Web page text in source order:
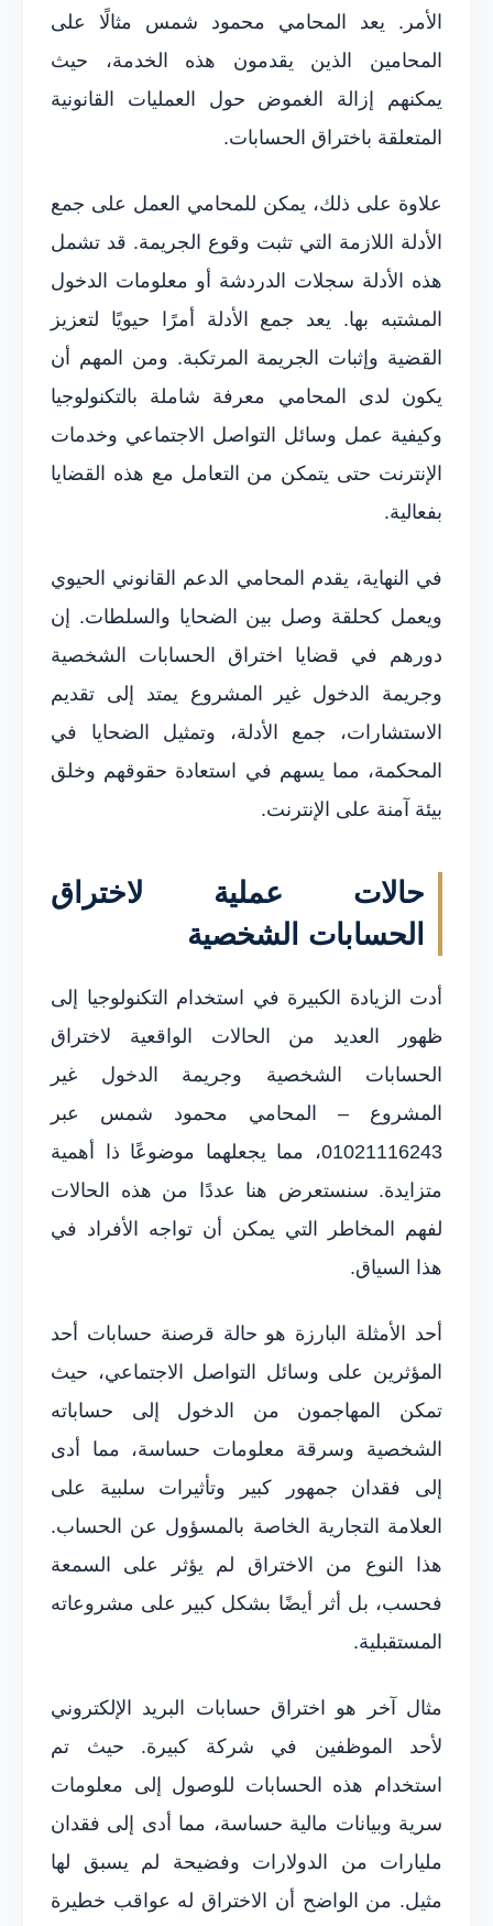
الأمر. يعد المحامي محمود شمس مثالًا على
المحامين الذين يقدمون هذه الخدمة، حيث
يمكنهم إزالة الغموض حول العمليات القانونية
المتعلقة باختراق الحسابات.
علاوة على ذلك، يمكن للمحامي العمل على جمع
الأدلة اللازمة التي تثبت وقوع الجريمة. قد تشمل
هذه الأدلة سجلات الدردشة أو معلومات الدخول
المشتبه بها. يعد جمع الأدلة أمرًا حيويًا لتعزيز
القضية وإثبات الجريمة المرتكبة. ومن المهم أن
يكون لدى المحامي معرفة شاملة بالتكنولوجيا
وكيفية عمل وسائل التواصل الاجتماعي وخدمات
الإنترنت حتى يتمكن من التعامل مع هذه القضايا
بفعالية.
في النهاية، يقدم المحامي الدعم القانوني الحيوي
ويعمل كحلقة وصل بين الضحايا والسلطات. إن
دورهم في قضايا اختراق الحسابات الشخصية
وجريمة الدخول غير المشروع يمتد إلى تقديم
الاستشارات، جمع الأدلة، وتمثيل الضحايا في
المحكمة، مما يسهم في استعادة حقوقهم وخلق
بيئة آمنة على الإنترنت.
حالات عملية لاختراق
الحسابات الشخصية
أدت الزيادة الكبيرة في استخدام التكنولوجيا إلى
ظهور العديد من الحالات الواقعية لاختراق
الحسابات الشخصية وجريمة الدخول غير
المشروع – المحامي محمود شمس عبر
01021116243، مما يجعلهما موضوعًا ذا أهمية
متزايدة. سنستعرض هنا عددًا من هذه الحالات
لفهم المخاطر التي يمكن أن تواجه الأفراد في
هذا السياق.
أحد الأمثلة البارزة هو حالة قرصنة حسابات أحد
المؤثرين على وسائل التواصل الاجتماعي، حيث
تمكن المهاجمون من الدخول إلى حساباته
الشخصية وسرقة معلومات حساسة، مما أدى
إلى فقدان جمهور كبير وتأثيرات سلبية على
العلامة التجارية الخاصة بالمسؤول عن الحساب.
هذا النوع من الاختراق لم يؤثر على السمعة
فحسب، بل أثر أيضًا بشكل كبير على مشروعاته
المستقبلية.
مثال آخر هو اختراق حسابات البريد الإلكتروني
لأحد الموظفين في شركة كبيرة. حيث تم
استخدام هذه الحسابات للوصول إلى معلومات
سرية وبيانات مالية حساسة، مما أدى إلى فقدان
مليارات من الدولارات وفضيحة لم يسبق لها
مثيل. من الواضح أن الاختراق له عواقب خطيرة